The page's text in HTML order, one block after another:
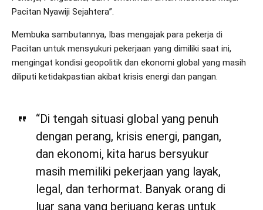
Pacitan Nyawiji Sejahtera”.
Membuka sambutannya, Ibas mengajak para pekerja di
Pacitan untuk mensyukuri pekerjaan yang dimiliki saat ini,
mengingat kondisi geopolitik dan ekonomi global yang masih
diliputi ketidakpastian akibat krisis energi dan pangan.
“Di tengah situasi global yang penuh
dengan perang, krisis energi, pangan,
dan ekonomi, kita harus bersyukur
masih memiliki pekerjaan yang layak,
legal, dan terhormat. Banyak orang di
luar sana yang berjuang keras untuk